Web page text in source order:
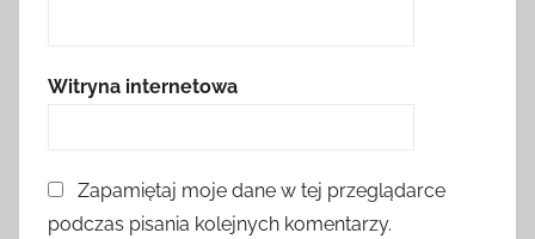
Witryna internetowa
Zapamiętaj moje dane w tej przeglądarce
podczas pisania kolejnych komentarzy.